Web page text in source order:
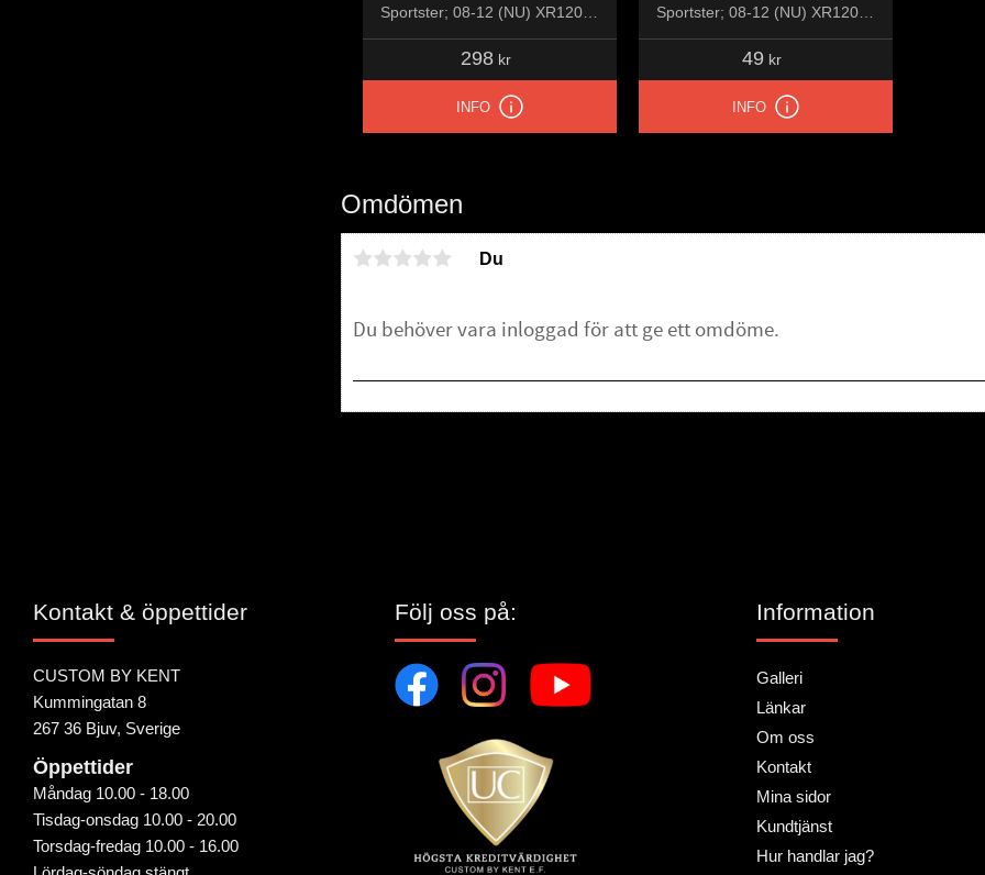
Omdömen
Du
Sportster; 08-12 (NU) XR1200;
298 kr
INFO
Sportster; 08-12 (NU) XR1200;
87-10 (NU) Buell XB; 07-up
S&S X-Wedge engine
49 kr
INFO
Kontakt & öppettider
CUSTOM BY KENT
Kummingatan 8
267 36 Bjuv, Sverige
Öppettider
Måndag 10.00 - 18.00
Tisdag-onsdag 10.00 - 20.00
Torsdag-fredag 10.00 - 16.00
Följ oss på: Information
Galleri
Länkar
Om oss
Kontakt
Mina sidor
Kundtjänst
Hur handlar jag?